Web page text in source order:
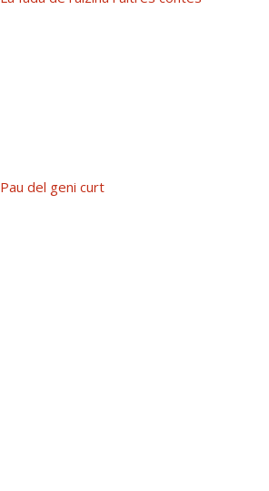
Pau del geni curt